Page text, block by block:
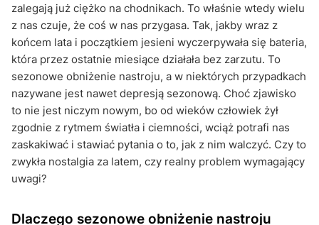
zalegają już ciężko na chodnikach. To właśnie wtedy wielu
z nas czuje, że coś w nas przygasa. Tak, jakby wraz z
końcem lata i początkiem jesieni wyczerpywała się bateria,
która przez ostatnie miesiące działała bez zarzutu. To
sezonowe obniżenie nastroju, a w niektórych przypadkach
nazywane jest nawet depresją sezonową. Choć zjawisko
to nie jest niczym nowym, bo od wieków człowiek żył
zgodnie z rytmem światła i ciemności, wciąż potrafi nas
zaskakiwać i stawiać pytania o to, jak z nim walczyć. Czy to
zwykła nostalgia za latem, czy realny problem wymagający
uwagi?
Dlaczego sezonowe obniżenie nastroju